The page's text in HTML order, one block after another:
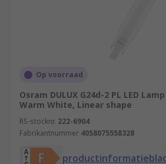
Op voorraad
Osram DULUX G24d-2 PL LED
Warm White, Linear shape
RS-stocknr. 222-6904
Fabrikantnummer 4058075558328